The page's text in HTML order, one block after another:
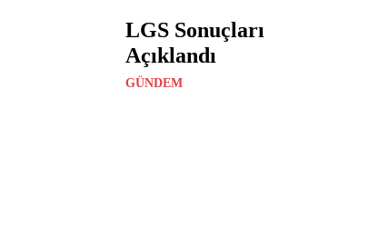
LGS Sonuçları
Açıklandı
GÜNDEM